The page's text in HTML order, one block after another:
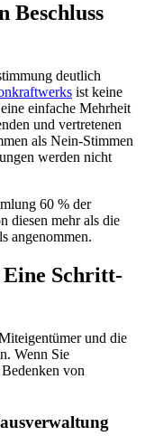
Beschluss
deutlich
ist keine
einfache Mehrheit
und vertretenen
als Nein-Stimmen
werden nicht
60 % der
diesen mehr als die
angenommen.
Schritt-
und die
Wenn Sie
von